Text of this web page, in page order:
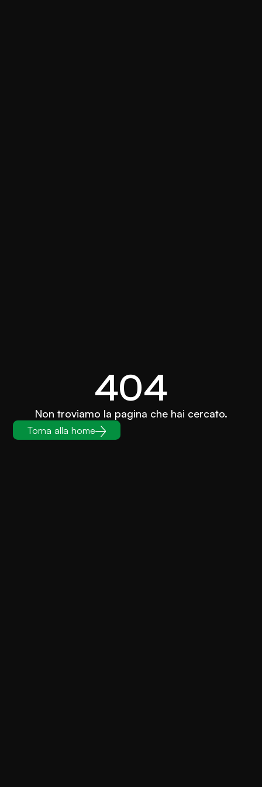
404
Non troviamo la pagina che hai cercato.
Torna alla home